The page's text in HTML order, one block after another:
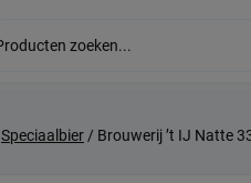
Speciaalbier/ Brouwerij ’t IJ Natte